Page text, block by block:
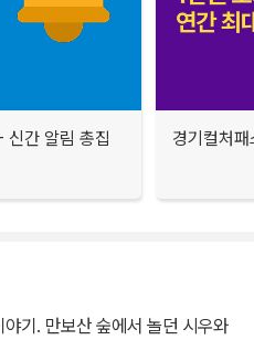
신간 알림 총집
경기컬처
기. 만보산 숲에서 놀던 시우와